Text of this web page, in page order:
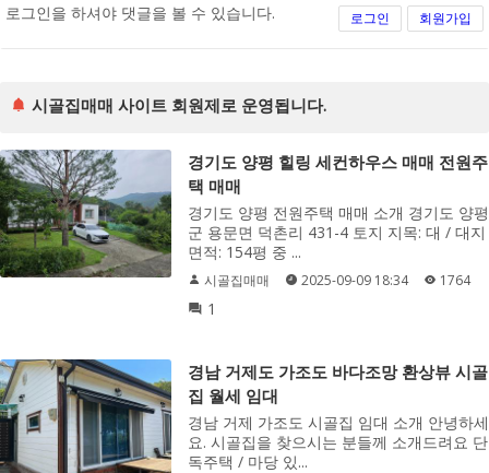
로그인을 하셔야 댓글을 볼 수 있습니다. 회원가입
로그인
시골집매매 사이트 회원제로 운영됩니다.
경기도 양평 힐링 세컨하우스 매매 전원주
택 매매
경기도 양평 전원주택 매매 소개 경기도 양평
군 용문면 덕촌리 431-4 토지 지목: 대 / 대지
면적: 154평 중 ...
시골집매매 2025-09-09 18:34 1764
1
경남 거제도 가조도 바다조망 환상뷰 시골
집 월세 임대
경남 거제 가조도 시골집 임대 소개 안녕하세
요. 시골집을 찾으시는 분들께 소개드려요 단
독주택 / 마당 있...